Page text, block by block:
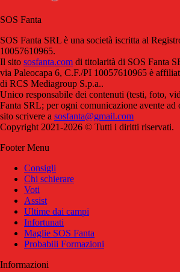
SOS Fanta
SOS Fanta SRL è una società iscritta al
10057610965.
Il sito sosfanta.com di titolarità di SOS Fanta
via Paleocapa 6, C.F./PI 10057610965 è
di RCS Mediagroup S.p.a..
Unico responsabile dei contenuti (testi, foto,
Fanta SRL; per ogni comunicazione avente ad
sito scrivere a sosfanta@gmail.com
Copyright 2021-2026 © Tutti i diritti riservati.
Footer Menu
Consigli
Chi schierare
Voti
Assist
Ultime dai campi
Infortunati
Maglie SOS Fanta
Probabili Formazioni
Informazioni